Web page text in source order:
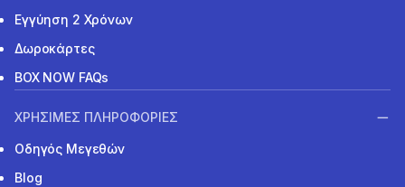
Εγγύηση 2 Χρόνων
Δωροκάρτες
BOX NOW FAQs
ΧΡΗΣΙΜΕΣ ΠΛΗΡΟΦΟΡΙΕΣ
Οδηγός Μεγεθών
Blog